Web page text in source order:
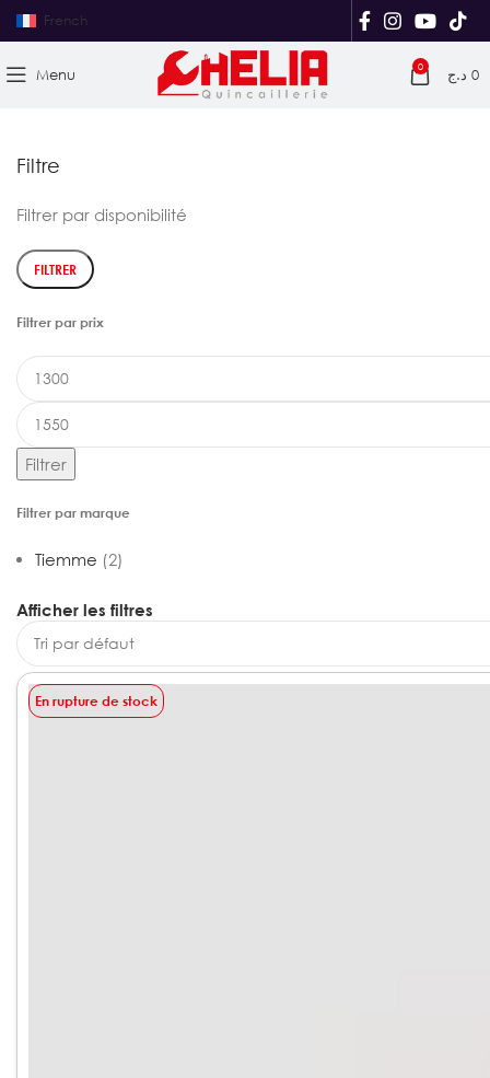
French
Menu 0 0 د.ج
Filtre
Filtrer par disponibilité
FILTRER
Filtrer par prix
Filtrer
Filtrer par marque
Tiemme (2)
Afficher les filtres
En rupture de stock